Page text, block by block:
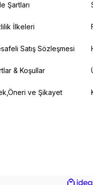
Şartları
İlkeleri
Satış Sözleşmesi
& Koşullar
ve Şikayet